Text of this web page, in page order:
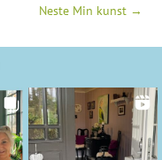
Neste Min kunst →